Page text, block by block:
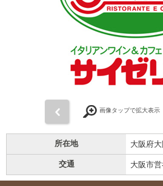
画像タップで拡大表示
所在地 大阪府
交通 大阪市